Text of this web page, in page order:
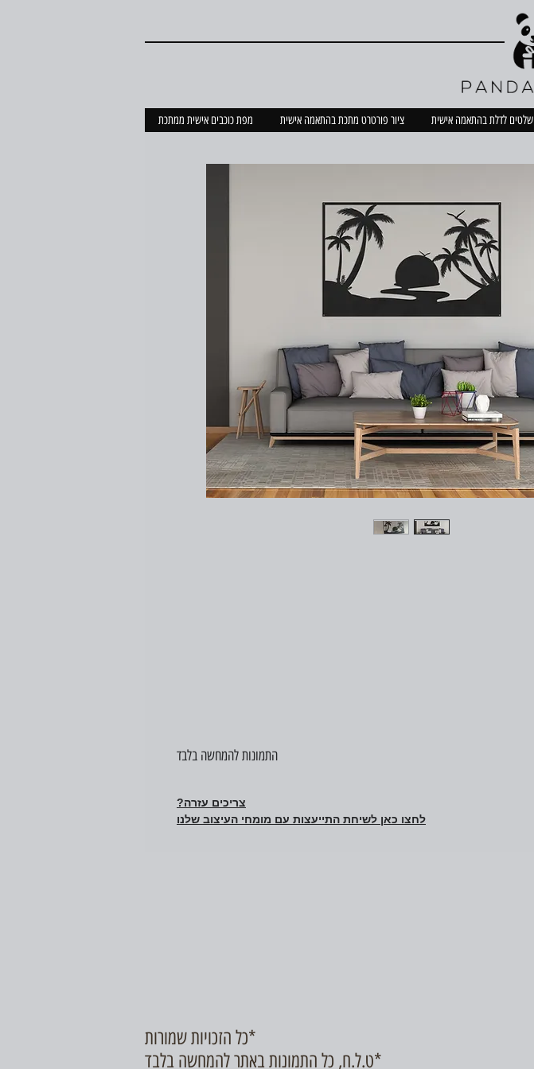
מפת כוכבים אישית ממתכת ציור פורטרט מתכת בהתאמה אישית שלטים לדלת בהתאמה אישית
התמונות להמחשה בלבד
צריכים עזרה?
לחצו כאן לשיחת התייעצות עם מומחי העיצוב שלנו
כל הזכויות שמורות*
ט.ל.ח, כל התמונות באתר להמחשה בלבד*